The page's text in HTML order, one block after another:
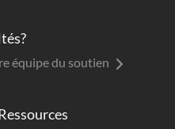
équipe du soutien